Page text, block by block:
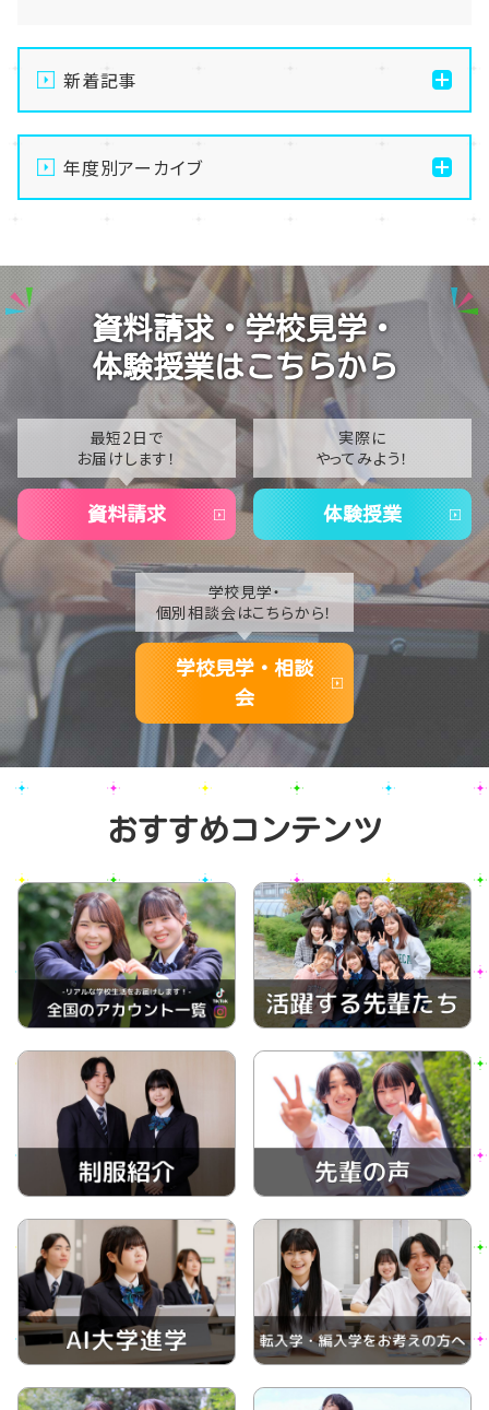
新着記事
【新潟】8/9朱鷺メッセ合同相談会に出展します！通信
制高校の不安や疑問を解消しよう🍧✨
【新潟】SNS部の活動の様子・・・😍
【新潟】手先を動かして無心になる。最高のデジタルデ
トックス、はじめませんか？🧶
【新潟】体育祭実行委員が始動！最高の思い出づくりに
チャレンジ🔥😊
年度別アーカイブ
2025
2024
2023
2021
2020
資料請求・学校見学・
体験授業はこちらから
最短2日で
お届けします！
資料請求
実際に
やってみよう！
体験授業
学校見学・
個別相談会はこちらから！
学校見学・相談
会
おすすめコンテンツ